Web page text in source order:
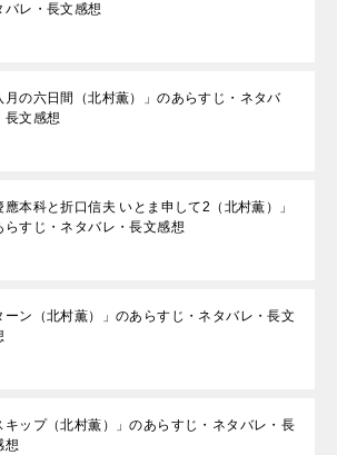
バレ・長文感想
月の六日間（北村薫）」のあらすじ・ネタバ
長文感想
應本科と折口信夫 いとま申して2（北村薫）」
らすじ・ネタバレ・長文感想
ーン（北村薫）」のあらすじ・ネタバレ・長文
キップ（北村薫）」のあらすじ・ネタバレ・長
想